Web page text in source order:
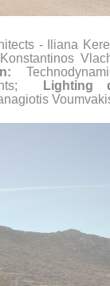
- Iliana
Lighting